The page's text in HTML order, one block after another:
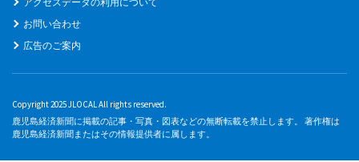
お問い合わせ
広告のご案内
Copyright 2025 JLOCAL All rights reserved.
鹿児島経済新聞に掲載の記事・写真・図表などの無断転載を禁止します。 著作権は
鹿児島経済新聞またはその情報提供者に属します。